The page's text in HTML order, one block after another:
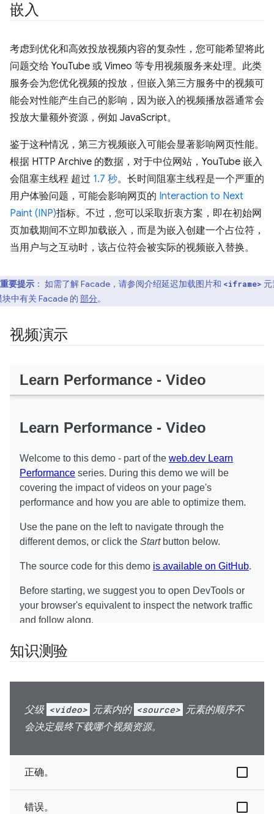
嵌入
考虑到优化和高效投放视频内容的复杂性，您可能希望将此
问题交给 YouTube 或 Vimeo 等专用视频服务来处理。此类
服务会为您优化视频的投放，但嵌入第三方服务中的视频可
能会对性能产生自己的影响，因为嵌入的视频播放器通常会
投放大量额外资源，例如 JavaScript。
鉴于这种情况，第三方视频嵌入可能会显著影响网页性能。
根据 HTTP Archive 的数据，对于中位网站，YouTube 嵌入
会阻塞主线程 超过 1.7 秒。长时间阻塞主线程是一个严重的
用户体验问题，可能会影响网页的 Interaction to Next
Paint (INP)指标。不过，您可以采取折衷方案，即在初始网
页加载期间不立即加载嵌入，而是为嵌入创建一个占位符，
当用户与之互动时，该占位符会被实际的视频嵌入替换。
重要提示 ： 如需了解 Facade，请参阅介绍延迟加载图片和 <iframe>
块中有关 Facade 的 部分。
视频演示
知识测验
父级 <video> 元素内的 <source> 元素的顺序不
会决定最终下载哪个视频资源。
正确。
错误。